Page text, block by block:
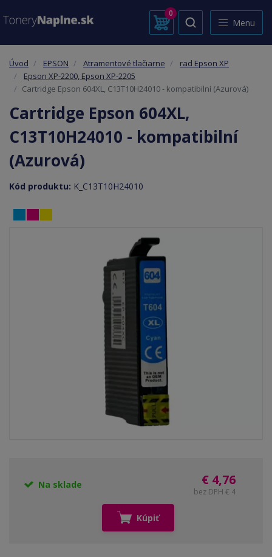
0
Menu
Úvod EPSON Atramentové tlačiarne
rad Epson XP
Epson XP-2200, Epson XP-2205
Cartridge Epson 604XL, C13T10H24010 - kompatibilní (Azurová)
Cartridge Epson 604XL,
C13T10H24010 - kompatibilní
(Azurová)
Kód produktu: K_C13T10H24010
Na sklade € 4,76
bez DPH € 4
Kúpiť